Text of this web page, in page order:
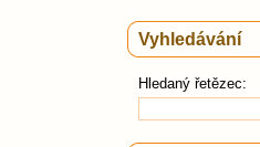
Vyhledávání
Hledaný řetězec: